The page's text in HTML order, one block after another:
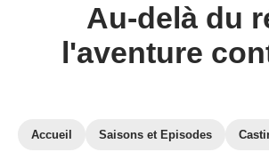
Au-delà du
l'aventure
Accueil Saisons et Episodes